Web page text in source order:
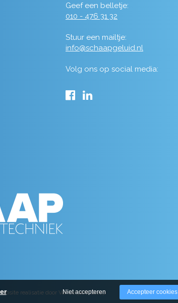
Geef een belletje:
010 - 476 31 32
Stuur een mailtje:
info@schaapgeluid.nl
Volg ons op social media:
realisatie door Vanderperk Groep
Niet accepteren Accepteer cookies